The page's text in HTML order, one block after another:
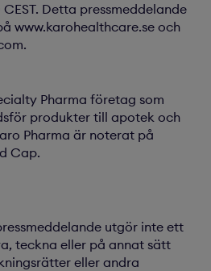
CEST. Detta pressmeddelande
www.karohealthcare.se och
Pharma företag som
produkter till apotek och
Pharma är noterat på
Cap.
utgör inte ett
teckna eller på annat sätt
eller andra